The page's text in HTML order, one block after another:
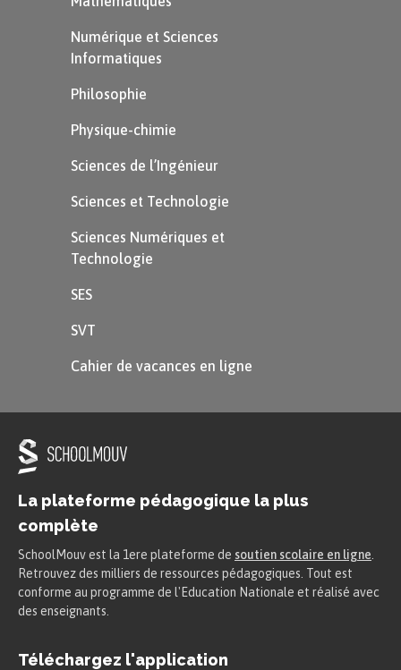
Numérique et Sciences
Informatiques
Philosophie
Physique-chimie
Sciences de l’Ingénieur
Sciences et Technologie
Sciences Numériques et
Technologie
SES
SVT
Cahier de vacances en ligne
La plateforme pédagogique la plus
complète
SchoolMouv est la 1ere plateforme de soutien scolaire en ligne
Retrouvez des milliers de ressources pédagogiques. Tout est
conforme au programme de l'Education Nationale et réalisé avec
des enseignants.
Téléchargez l'application